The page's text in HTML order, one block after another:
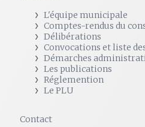
L'équipe municipale
Comptes-rendus du
Délibérations
Convocations et liste
Démarches
Les publications
Réglemention
Le PLU
Contact